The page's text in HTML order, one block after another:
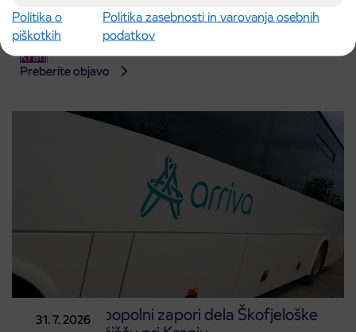
Politika o
piškotkih
Politika zasebnosti in varovanja osebnih
podatkov
3. 8. 2026
Obvestilo o popolni zapori ceste
ČEŠNJEVEK – TRATA
Kranj
Preberite objavo
31. 7. 2026
Obvestilo o popolni zapori dela Škofjeloške